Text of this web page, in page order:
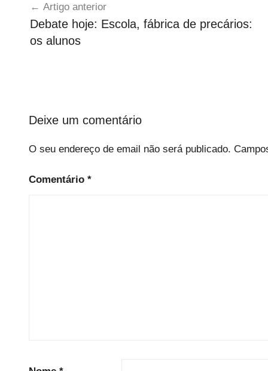
c
a
t
i
e
artigos
Artigo anterior
Debate hoje: Escola, fábrica de precários:
os alunos
Deixe um comentário
O seu endereço de email não será publicado.
Comentário *